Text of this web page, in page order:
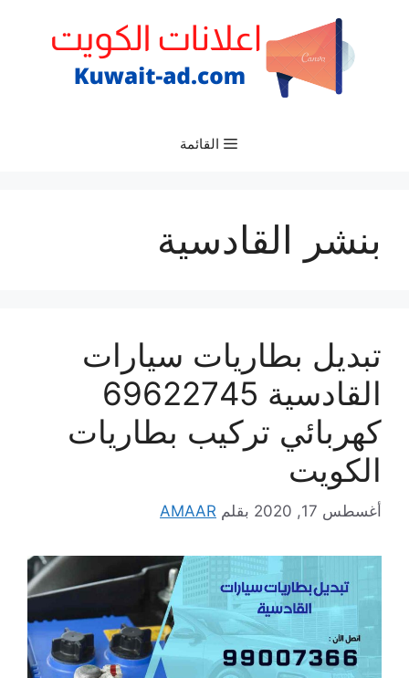
القائمة
بنشر القادسية
تبديل بطاريات سيارات
القادسية 69622745
كهربائي تركيب بطاريات
الكويت
أغسطس 17, 2020 بقلم AMAAR